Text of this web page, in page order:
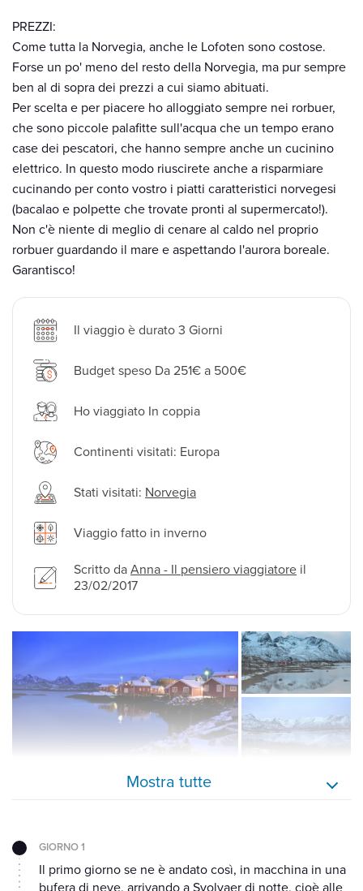
PREZZI:
Come tutta la Norvegia, anche le Lofoten sono costose.
Forse un po' meno del resto della Norvegia, ma pur sempre
ben al di sopra dei prezzi a cui siamo abituati.
Per scelta e per piacere ho alloggiato sempre nei rorbuer,
che sono piccole palafitte sull'acqua che un tempo erano
case dei pescatori, che hanno sempre anche un cucinino
elettrico. In questo modo riuscirete anche a risparmiare
cucinando per conto vostro i piatti caratteristici norvegesi
(bacalao e polpette che trovate pronti al supermercato!).
Non c'è niente di meglio di cenare al caldo nel proprio
rorbuer guardando il mare e aspettando l'aurora boreale.
Garantisco!
Il viaggio è durato 3 Giorni
Budget speso Da 251€ a 500€
Ho viaggiato In coppia
Continenti visitati: Europa
Stati visitati: Norvegia
Viaggio fatto in inverno
Scritto da Anna - Il pensiero viaggiatore il
23/02/2017
Mostra tutte
GIORNO 1
Il primo giorno se ne è andato così, in macchina in una